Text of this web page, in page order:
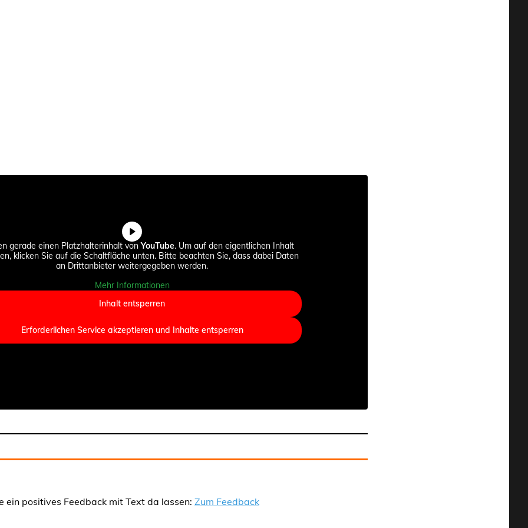
gerade einen Platzhalterinhalt vonYouTube. Um auf den eigentlichen Inhalt
klicken Sie auf die Schaltfläche unten. Bitte beachten Sie, dass dabei Daten
an Drittanbieter weitergegeben werden.
Mehr Informationen
Inhalt entsperren
Erforderlichen Service akzeptieren und Inhalte entsperren
ein positives Feedback mit Text da lassen: Zum Feedback